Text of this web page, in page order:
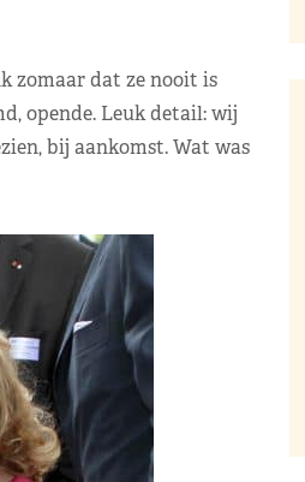
zomaar dat ze nooit is
opende. Leuk detail: wij
bij aankomst. Wat was